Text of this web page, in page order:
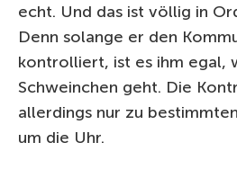
echt. Und das ist völlig in
Denn solange er den
kontrolliert, ist es ihm egal,
Schweinchen geht. Die
allerdings nur zu
um die Uhr.